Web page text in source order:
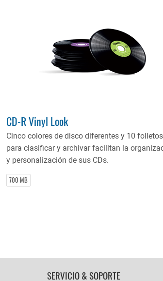
CD-R Vinyl Look
Cinco colores de disco diferentes y 10 folletos
para clasificar y archivar facilitan la
y personalización de sus CDs.
700 MB
SERVICIO & SOPORTE